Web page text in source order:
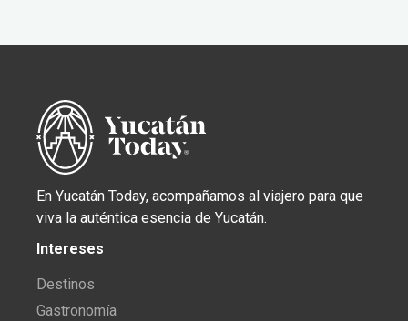
En Yucatán Today, acompañamos al viajero para que
viva la auténtica esencia de Yucatán.
Intereses
Destinos
Gastronomía